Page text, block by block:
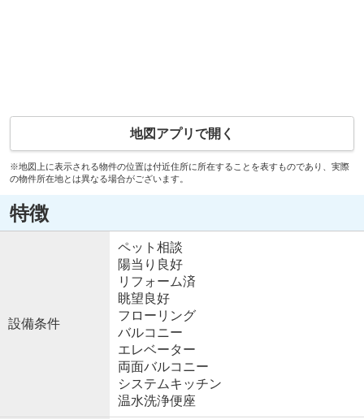
地図アプリで開く
※地図上に表示される物件の位置は付近住所に所在することを表すものであり、実際
の物件所在地とは異なる場合がございます。
特徴
設備条件
ペット相談
陽当り良好
リフォーム済
眺望良好
フローリング
バルコニー
エレベーター
両面バルコニー
システムキッチン
温水洗浄便座